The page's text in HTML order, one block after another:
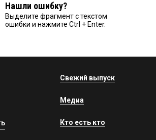
Нашли ошибку?
Выделите фрагмент с текстом
ошибки и нажмите Ctrl + Enter.
Свежий выпуск
Медиа
Кто есть кто